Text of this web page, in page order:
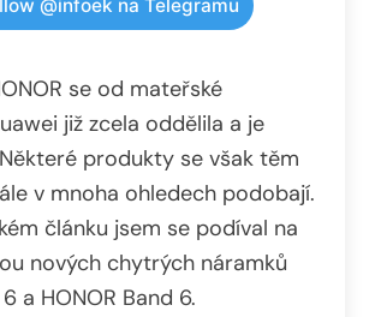
@infoek na Telegramu
se od mateřské
již zcela oddělila a je
produkty se však těm
v mnoha ohledech podobají.
článku jsem se podíval na
nových chytrých náramků
a HONOR Band 6.